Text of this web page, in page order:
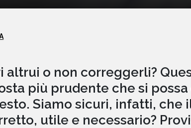
altrui o non correggerli?
più prudente che si possa
Siamo sicuri, infatti, che
utile e necessario?